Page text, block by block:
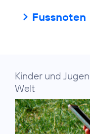
Fussnoten
Kinder und
Welt